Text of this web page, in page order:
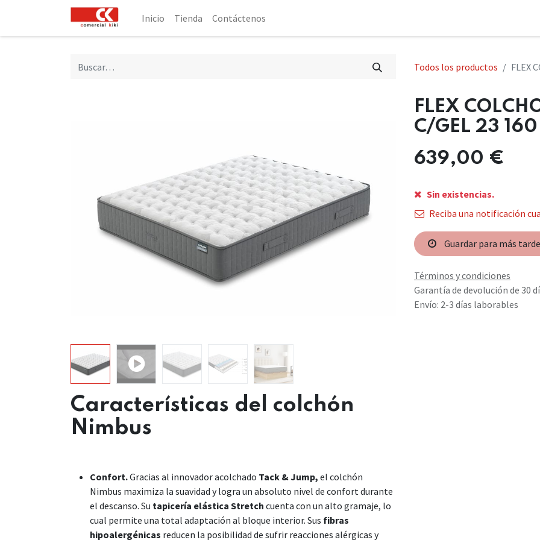
Inicio Tienda Contáctenos
Todos los productos FLEX
Características del colchón
Nimbus
Confort.Gracias al innovador acolchado Tack & Jump, el colchón
Nimbus maximiza la suavidad y logra un absoluto nivel de confort durante
el descanso. Su tapicería elástica Stretch cuenta con un alto gramaje, lo
cual permite una total adaptación al bloque interior. Sus fibras
hipoalergénicas reducen la posibilidad de sufrir reacciones alérgicas y
FLEX
C/GEL 23
639,00 €
Sin existencias.
Reciba una notificación
Guardar para más tarde
Términos y condiciones
Garantía de devolución de 30
Envío: 2-3 días laborables